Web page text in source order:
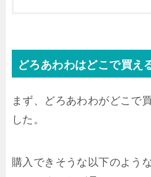
どろあわわはどこで買え
まず、どろあわわがどこで
した。
購入できそうな以下のよう